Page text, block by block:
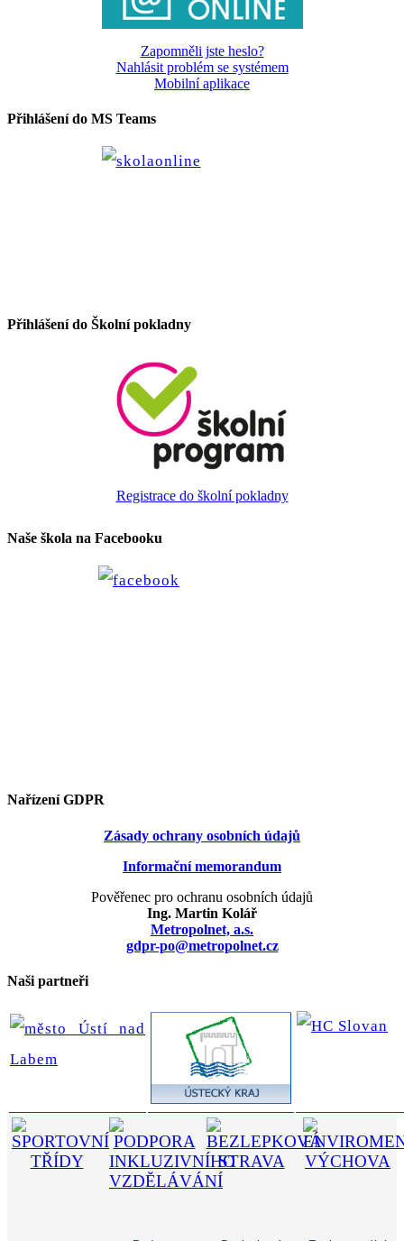
Zapomněli jste heslo?
Nahlásit problém se systémem
Mobilní aplikace
Přihlášení do MS Teams
Přihlášení do Školní pokladny
Registrace do školní pokladny
Naše škola na Facebooku
Nařízení GDPR
Zásady ochrany osobních údajů
Informační memorandum
Pověřenec pro ochranu osobních údajů
Ing. Martin Kolář
Metropolnet, a.s.
gdpr-po@metropolnet.cz
Naši partneři